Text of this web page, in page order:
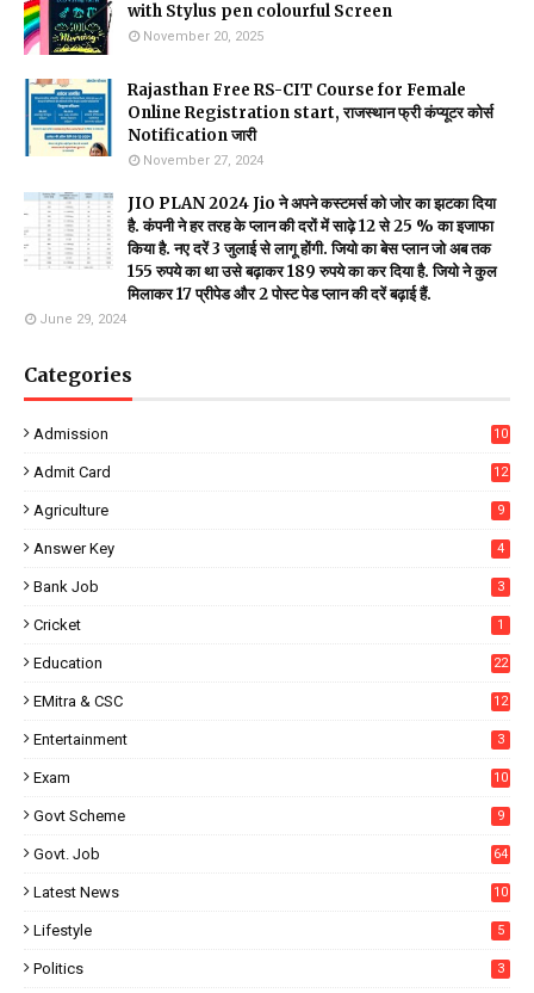
with Stylus pen colourful Screen
November 20, 2025
Rajasthan Free RS-CIT Course for Female
Online Registration start, राजस्थान फ्री कंप्यूटर कोर्स
Notification जारी
November 27, 2024
JIO PLAN 2024 Jio ने अपने कस्टमर्स को जोर का झटका दिया
है. कंपनी ने हर तरह के प्लान की दरों में साढ़े 12 से 25 % का इजाफा
किया है. नए दरें 3 जुलाई से लागू होंगी. जियो का बेस प्लान जो अब तक
155 रुपये का था उसे बढ़ाकर 189 रुपये का कर दिया है. जियो ने कुल
मिलाकर 17 प्रीपेड और 2 पोस्ट पेड प्लान की दरें बढ़ाई हैं.
June 29, 2024
Categories
Admission 10
Admit Card 12
Agriculture 9
Answer Key 4
Bank Job 3
Cricket 1
Education 22
EMitra & CSC 12
Entertainment 3
Exam 10
Govt Scheme 9
Govt. Job 64
Latest News 10
Lifestyle 5
Politics 3